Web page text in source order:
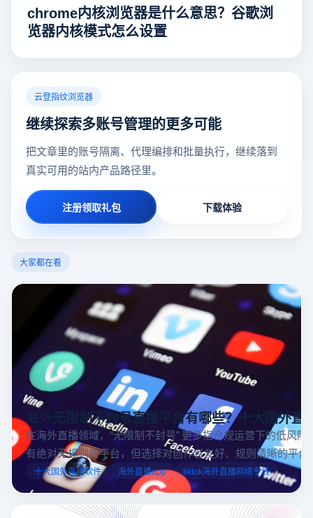
chrome内核浏览器是什么意思？谷歌浏
览器内核模式怎么设置
云登指纹浏览器
继续探索多账号管理的更多可能
把文章里的账号隔离、代理编排和批量执行，继续落到
真实可用的站内产品路径里。
注册领取礼包 下载体验
大家都在看
海外无限制不封号直播平台有哪些？十大国外直
在海外直播领域，“无限制不封号” 更多指合规运营下的低风
有绝对无规则的平台，但选择对创作者友好、规则清晰的平台
业工具规避风险，能显著降低封号概率。以下推荐十大国外
台，并结合云登多开浏览器的功能，详解如何安全高效运营。
十大国外直播软件 海外直播app tiktok海外直播网络专线